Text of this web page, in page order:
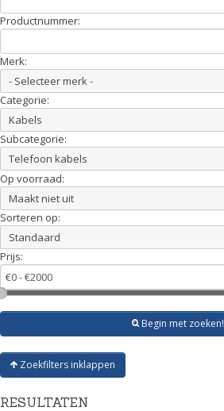
Productnummer:
Merk:
Categorie:
Subcategorie:
Op voorraad:
Sorteren op:
Prijs:
Begin met zoeken!
Zoekfilters inklappen
RESULTATEN